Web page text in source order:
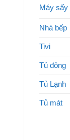
Máy sấy
Nhà bếp
Tivi
Tủ đông
Tủ Lạnh
Tủ mát